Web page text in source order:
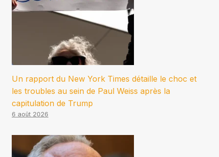
Un rapport du New York Times détaille le choc et
les troubles au sein de Paul Weiss après la
capitulation de Trump
6 août 2026